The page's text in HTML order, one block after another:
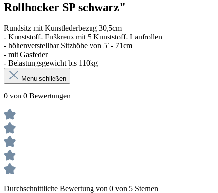
Rollhocker SP schwarz"
Rundsitz mit Kunstlederbezug 30,5cm
- Kunststoff- Fußkreuz mit 5 Kunststoff- Laufrollen
- höhenverstellbar Sitzhöhe von 51- 71cm
- mit Gasfeder
- Belastungsgewicht bis 110kg
Menü schließen
0 von 0 Bewertungen
Durchschnittliche Bewertung von 0 von 5 Sternen